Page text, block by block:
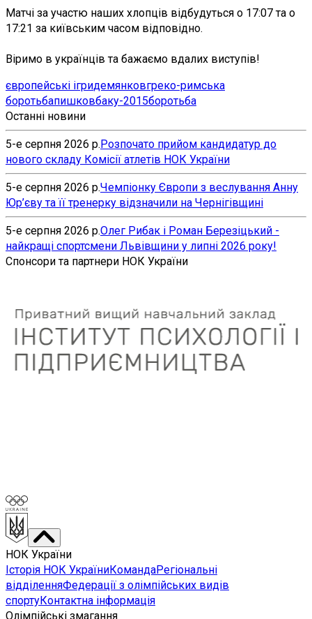
Матчі за участю наших хлопців відбудуться о 17:07 та о
17:21 за київським часом відповідно.
Віримо в українців та бажаємо вдалих виступів!
європейські ігридемянковгреко-римська
боротьбапишковбаку-2015боротьба
Останні новини
5-е серпня 2026 р.Розпочато прийом кандидатур до
нового складу Комісії атлетів НОК України
5-е серпня 2026 р.Чемпіонку Європи з веслування Анну
Юр’єву та її тренерку відзначили на Чернігівщині
5-е серпня 2026 р.Олег Рибак і Роман Березіцький -
найкращі спортсмени Львівщини у липні 2026 року!
Спонсори та партнери НОК України
НОК України
Історія НОК УкраїниКомандаРегіональні
відділенняФедерації з олімпійських видів
спортуКонтактна інформація
Олімпійські змагання